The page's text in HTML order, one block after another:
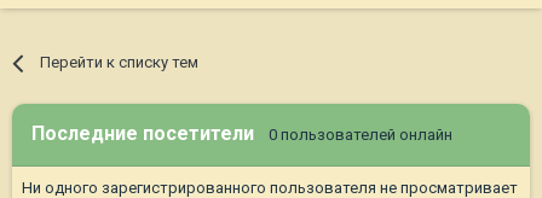
Перейти к списку тем
Последние посетители 0 пользователей онлайн
Ни одного зарегистрированного пользователя не просматривает